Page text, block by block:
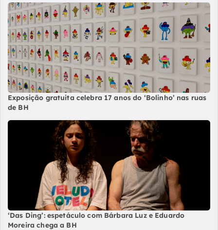
Exposição gratuita celebra 17 anos do ‘Bolinho’ nas ruas
de BH
‘Das Ding’: espetáculo com Bárbara Luz e Eduardo
Moreira chega a BH